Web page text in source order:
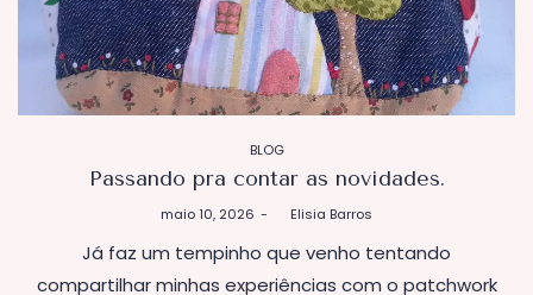
POSTADO
EM
BLOG
Passando pra contar as novidades.
Postado
maio 10, 2026 Elisia Barros
Já faz um tempinho que venho tentando
compartilhar minhas experiências com o patchwork